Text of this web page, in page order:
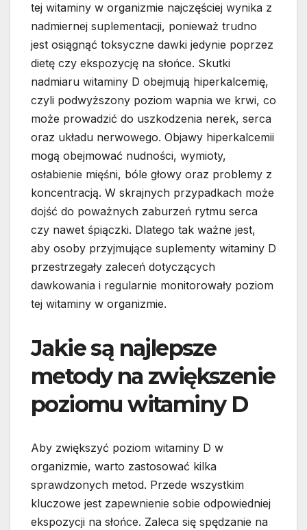
tej witaminy w organizmie najczęściej wynika z
nadmiernej suplementacji, ponieważ trudno
jest osiągnąć toksyczne dawki jedynie poprzez
dietę czy ekspozycję na słońce. Skutki
nadmiaru witaminy D obejmują hiperkalcemię,
czyli podwyższony poziom wapnia we krwi, co
może prowadzić do uszkodzenia nerek, serca
oraz układu nerwowego. Objawy hiperkalcemii
mogą obejmować nudności, wymioty,
osłabienie mięśni, bóle głowy oraz problemy z
koncentracją. W skrajnych przypadkach może
dojść do poważnych zaburzeń rytmu serca
czy nawet śpiączki. Dlatego tak ważne jest,
aby osoby przyjmujące suplementy witaminy D
przestrzegały zaleceń dotyczących
dawkowania i regularnie monitorowały poziom
tej witaminy w organizmie.
Jakie są najlepsze
metody na zwiększenie
poziomu witaminy D
Aby zwiększyć poziom witaminy D w
organizmie, warto zastosować kilka
sprawdzonych metod. Przede wszystkim
kluczowe jest zapewnienie sobie odpowiedniej
ekspozycji na słońce. Zaleca się spędzanie na